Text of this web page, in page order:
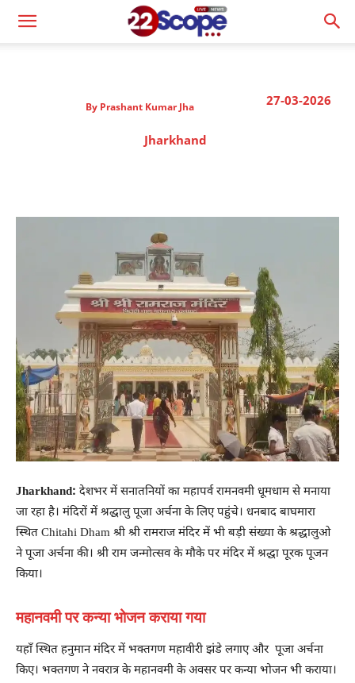
27-03-2026
By Prashant Kumar Jha
Jharkhand
Jharkhand: देशभर में सनातनियों का महापर्व रामनवमी धूमधाम से मनाया
जा रहा है। मंदिरों में श्रद्धालु पूजा अर्चना के लिए पहुंचे। धनबाद बाघमारा
स्थित Chitahi Dham श्री श्री रामराज मंदिर में भी बड़ी संख्या के श्रद्धालुओ
ने पूजा अर्चना की। श्री राम जन्मोत्सव के मौके पर मंदिर में श्रद्धा पूरक पूजन
किया।
महानवमी पर कन्या भोजन कराया गया
यहाँ स्थित हनुमान मंदिर में भक्तगण महावीरी झंडे लगाए और पूजा अर्चना
किए। भक्तगण ने नवरात्र के महानवमी के अवसर पर कन्या भोजन भी कराया।